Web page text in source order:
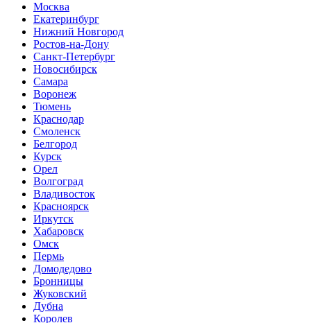
Москва
Екатеринбург
Нижний Новгород
Ростов-на-Дону
Санкт-Петербург
Новосибирск
Самара
Воронеж
Тюмень
Краснодар
Смоленск
Белгород
Курск
Орел
Волгоград
Владивосток
Красноярск
Иркутск
Хабаровск
Омск
Пермь
Домодедово
Бронницы
Жуковский
Дубна
Королев